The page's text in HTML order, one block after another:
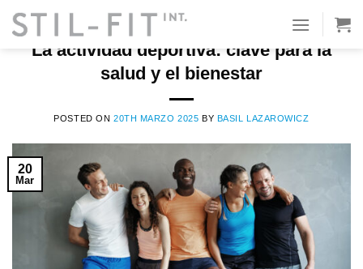
contenidoLa actividad deportiva: clave para la
salud y el bienestar
POSTED ON 20TH MARZO 2025 BY BASIL LAZAROWICZ
20
Mar